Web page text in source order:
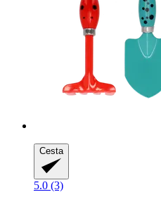
Cesta
5.0 (3)